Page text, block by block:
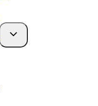
Переключить
дочернее